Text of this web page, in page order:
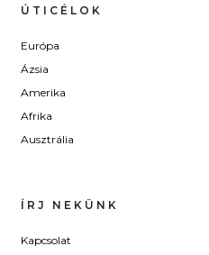
ÚTICÉLOK
Európa
Ázsia
Amerika
Afrika
Ausztrália
ÍRJ NEKÜNK
Kapcsolat